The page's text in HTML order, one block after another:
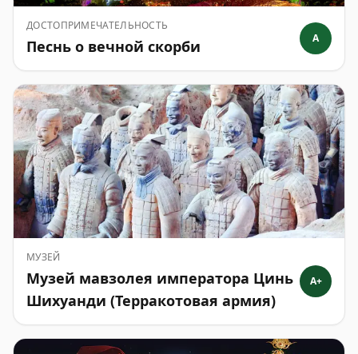
ДОСТОПРИМЕЧАТЕЛЬНОСТЬ
Песнь о вечной скорби A
МУЗЕЙ
Музей мавзолея императора Цинь
Шихуанди (Терракотовая армия)
A+